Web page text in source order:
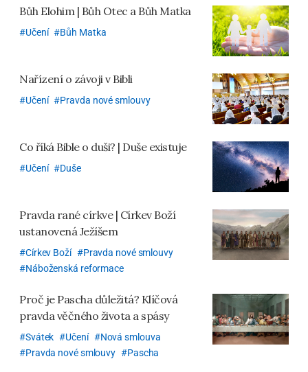
하
Bůh Elohim | Bůh Otec a Bůh Matka
Učení Bůh Matka
Nařízení o závoji v Bibli
Učení Pravda nové smlouvy
Co říká Bible o duši? | Duše existuje
Učení Duše
Pravda rané církve | Církev Boží
ustanovená Ježíšem
Církev Boží
Pravda nové smlouvy
Náboženská reformace
Proč je Pascha důležitá? Klíčová
pravda věčného života a spásy
Svátek Učení
Nová smlouva
Pravda nové smlouvy
Pascha